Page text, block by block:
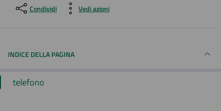
Condividi Vedi azioni
INDICE DELLA PAGINA
telefono